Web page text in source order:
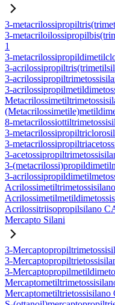
3-
3-
1
3-
3-
3-
3-
8-
3-
3-
3-
3-
3-
Acrilossitriisopropilsilano
Mercapto Silani
3-
3-
3-
Mercaptometiltrietossisilano